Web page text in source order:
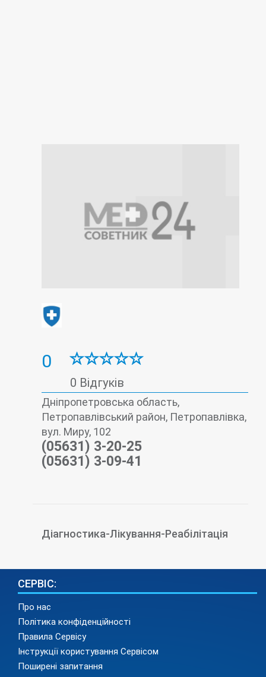
0
0 Відгуків
Дніпропетровська область,
Петропавлівський район, Петропавлівка,
вул. Миру, 102
(05631) 3-20-25
(05631) 3-09-41
Діагностика-Лікування-Реабілітація
СЕРВІС:
Про нас
Політика конфіденційності
Правила Сервісу
Інструкції користування Сервісом
Поширені запитання